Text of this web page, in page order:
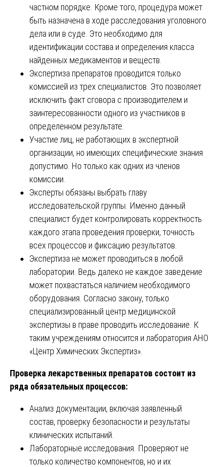
частном порядке. Кроме того, процедура может
быть назначена в ходе расследования уголовного
дела или в суде. Это необходимо для
идентификации состава и определения класса
найденных медикаментов и веществ.
Экспертиза препаратов проводится только
комиссией из трех специалистов. Это позволяет
исключить факт сговора с производителем и
заинтересованности одного из участников в
определенном результате.
Участие лиц, не работающих в экспертной
организации, но имеющих специфические знания
допустимо. Но только как одних из членов
комиссии.
Эксперты обязаны выбрать главу
исследовательской группы. Именно данный
специалист будет контролировать корректность
каждого этапа проведения проверки, точность
всех процессов и фиксацию результатов.
Экспертиза не может проводиться в любой
лаборатории. Ведь далеко не каждое заведение
может похвастаться наличием необходимого
оборудования. Согласно закону, только
специализированный центр медицинской
экспертизы в праве проводить исследование. К
таким учреждениям относится и лаборатория АНО
«Центр Химических Экспертиз».
Проверка лекарственных препаратов состоит из
ряда обязательных процессов:
Анализ документации, включая заявленный
состав, проверку безопасности и результаты
клинических испытаний.
Лабораторные исследования. Проверяют не
только количество компонентов, но и их